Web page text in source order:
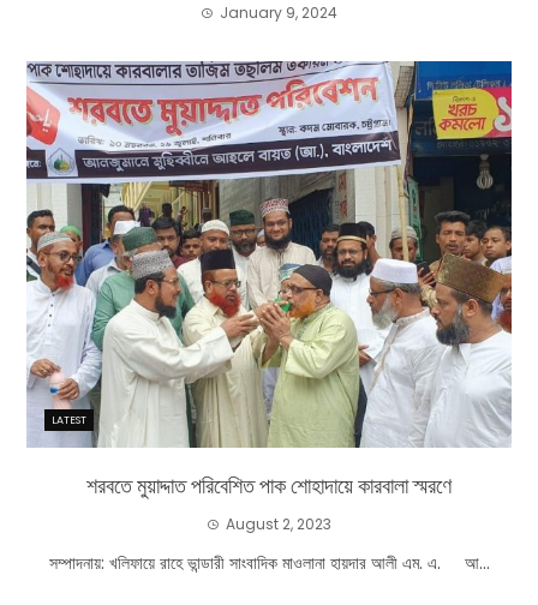
January 9, 2024
LATEST
শরবতে মুয়াদ্দাত পরিবেশিত পাক শোহাদায়ে কারবালা স্মরণে
August 2, 2023
সম্পাদনায়: খলিফায়ে রাহে ভান্ডারী সাংবাদিক মাওলানা হায়দার আলী এম. এ. আ...